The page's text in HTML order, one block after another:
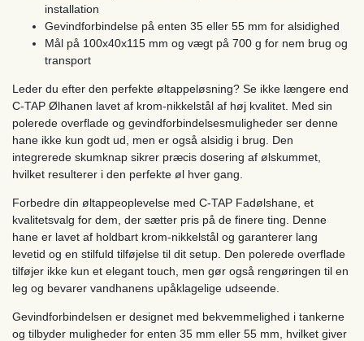
installation
Gevindforbindelse på enten 35 eller 55 mm for alsidighed
Mål på 100x40x115 mm og vægt på 700 g for nem brug og
transport
Leder du efter den perfekte øltappeløsning? Se ikke længere end
C-TAP Ølhanen lavet af krom-nikkelstål af høj kvalitet. Med sin
polerede overflade og gevindforbindelsesmuligheder ser denne
hane ikke kun godt ud, men er også alsidig i brug. Den
integrerede skumknap sikrer præcis dosering af ølskummet,
hvilket resulterer i den perfekte øl hver gang.
Forbedre din øltappeoplevelse med C-TAP Fadølshane, et
kvalitetsvalg for dem, der sætter pris på de finere ting. Denne
hane er lavet af holdbart krom-nikkelstål og garanterer lang
levetid og en stilfuld tilføjelse til dit setup. Den polerede overflade
tilføjer ikke kun et elegant touch, men gør også rengøringen til en
leg og bevarer vandhanens upåklagelige udseende.
Gevindforbindelsen er designet med bekvemmelighed i tankerne
og tilbyder muligheder for enten 35 mm eller 55 mm, hvilket giver